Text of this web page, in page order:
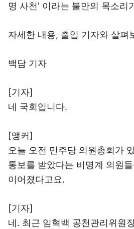
명 사천' 이라는 불만의 목소리
자세한 내용, 출입 기자와 살펴
백담 기자
[기자]
네 국회입니다.
[앵커]
오늘 오전 민주당 의원총회가
통보를 받았다는 비명계 의원
이어졌다고요.
[기자]
네. 최근 임혁백 공천관리위원